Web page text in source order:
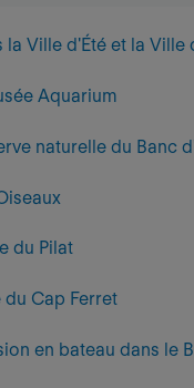
la Ville d'Été et la Ville
Aquarium
naturelle du Banc
du Pilat
Cap Ferret
en bateau dans le